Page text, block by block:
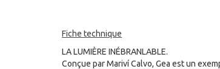
Fiche technique
LA LUMIÈRE INÉBRANLABLE.
Conçue par Mariví Calvo, Gea est un